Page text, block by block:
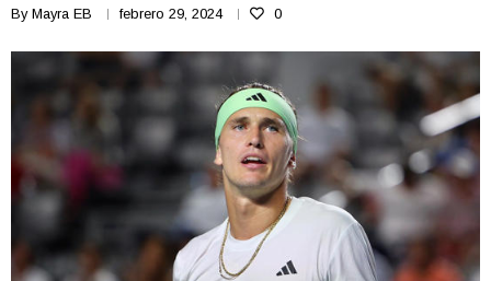
By Mayra EB febrero 29, 2024 0